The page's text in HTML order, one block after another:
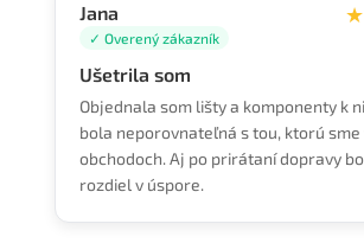
Jana
✓ Overený zákazník
Ušetrila som
Objednala som lišty a komponenty k
bola neporovnateľná s tou, ktorú sme
obchodoch. Aj po prirátaní dopravy
rozdiel v úspore.